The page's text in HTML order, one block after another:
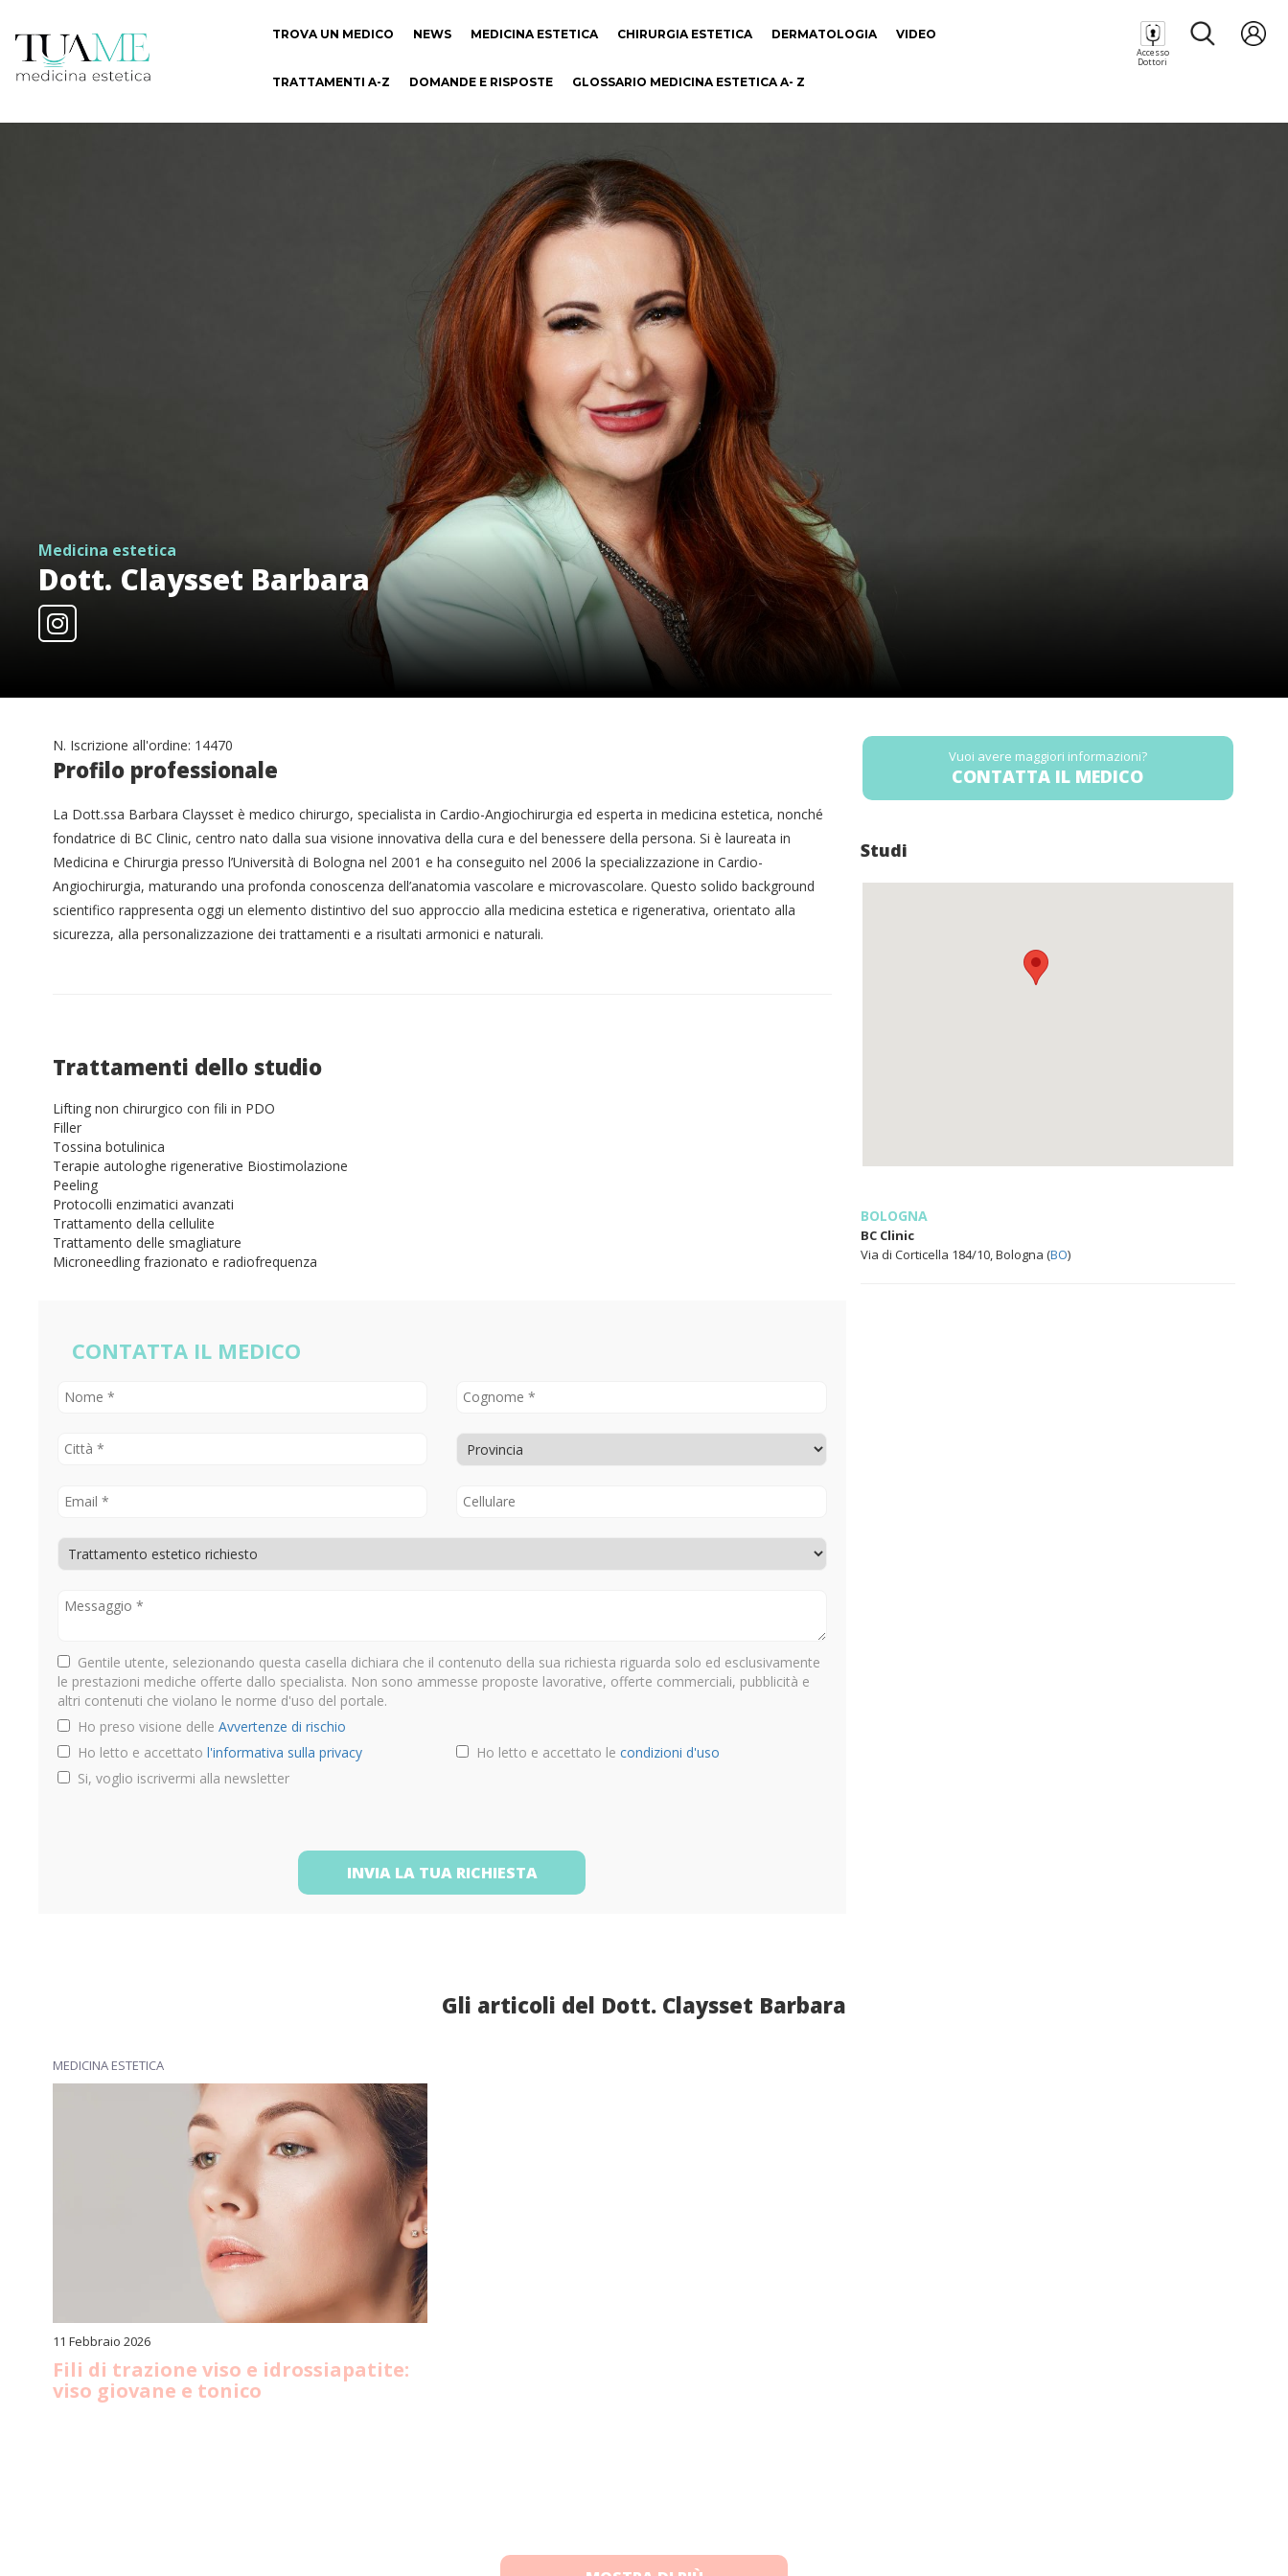
TROVA UN MEDICO NEWS MEDICINA ESTETICA CHIRURGIA ESTETICA DERMATOLOGIA VIDEO
TRATTAMENTI A-Z DOMANDE E RISPOSTE GLOSSARIO MEDICINA ESTETICA A- Z
Accesso
Dottori
Medicina estetica
Dott. Claysset Barbara
N. Iscrizione all'ordine: 14470
Profilo professionale
La Dott.ssa Barbara Claysset è medico chirurgo, specialista in Cardio-Angiochirurgia ed esperta in medicina estetica, nonché
fondatrice di BC Clinic, centro nato dalla sua visione innovativa della cura e del benessere della persona. Si è laureata in
Medicina e Chirurgia presso l’Università di Bologna nel 2001 e ha conseguito nel 2006 la specializzazione in Cardio-
Angiochirurgia, maturando una profonda conoscenza dell’anatomia vascolare e microvascolare. Questo solido background
scientifico rappresenta oggi un elemento distintivo del suo approccio alla medicina estetica e rigenerativa, orientato alla
sicurezza, alla personalizzazione dei trattamenti e a risultati armonici e naturali.
Trattamenti dello studio
Lifting non chirurgico con fili in PDO
Filler
Tossina botulinica
Terapie autologhe rigenerative Biostimolazione
Peeling
Protocolli enzimatici avanzati
Trattamento della cellulite
Trattamento delle smagliature
Microneedling frazionato e radiofrequenza
CONTATTA IL MEDICO
Gentile utente, selezionando questa casella dichiara che il contenuto della sua richiesta riguarda solo ed esclusivamente
le prestazioni mediche offerte dallo specialista. Non sono ammesse proposte lavorative, offerte commerciali, pubblicità e
altri contenuti che violano le norme d'uso del portale.
Ho preso visione delle Avvertenze di rischio
Ho letto e accettato l'informativa sulla privacy Ho letto e accettato lecondizioni d'uso
Si, voglio iscrivermi alla newsletter
INVIA LA TUA RICHIESTA
Vuoi avere maggiori informazioni?
CONTATTA IL MEDICO
Studi
BOLOGNA
BC Clinic
Via di Corticella 184/10, Bologna (BO)
Gli articoli del Dott. Claysset Barbara
MEDICINA ESTETICA
11 Febbraio 2026
Fili di trazione viso e idrossiapatite:
viso giovane e tonico